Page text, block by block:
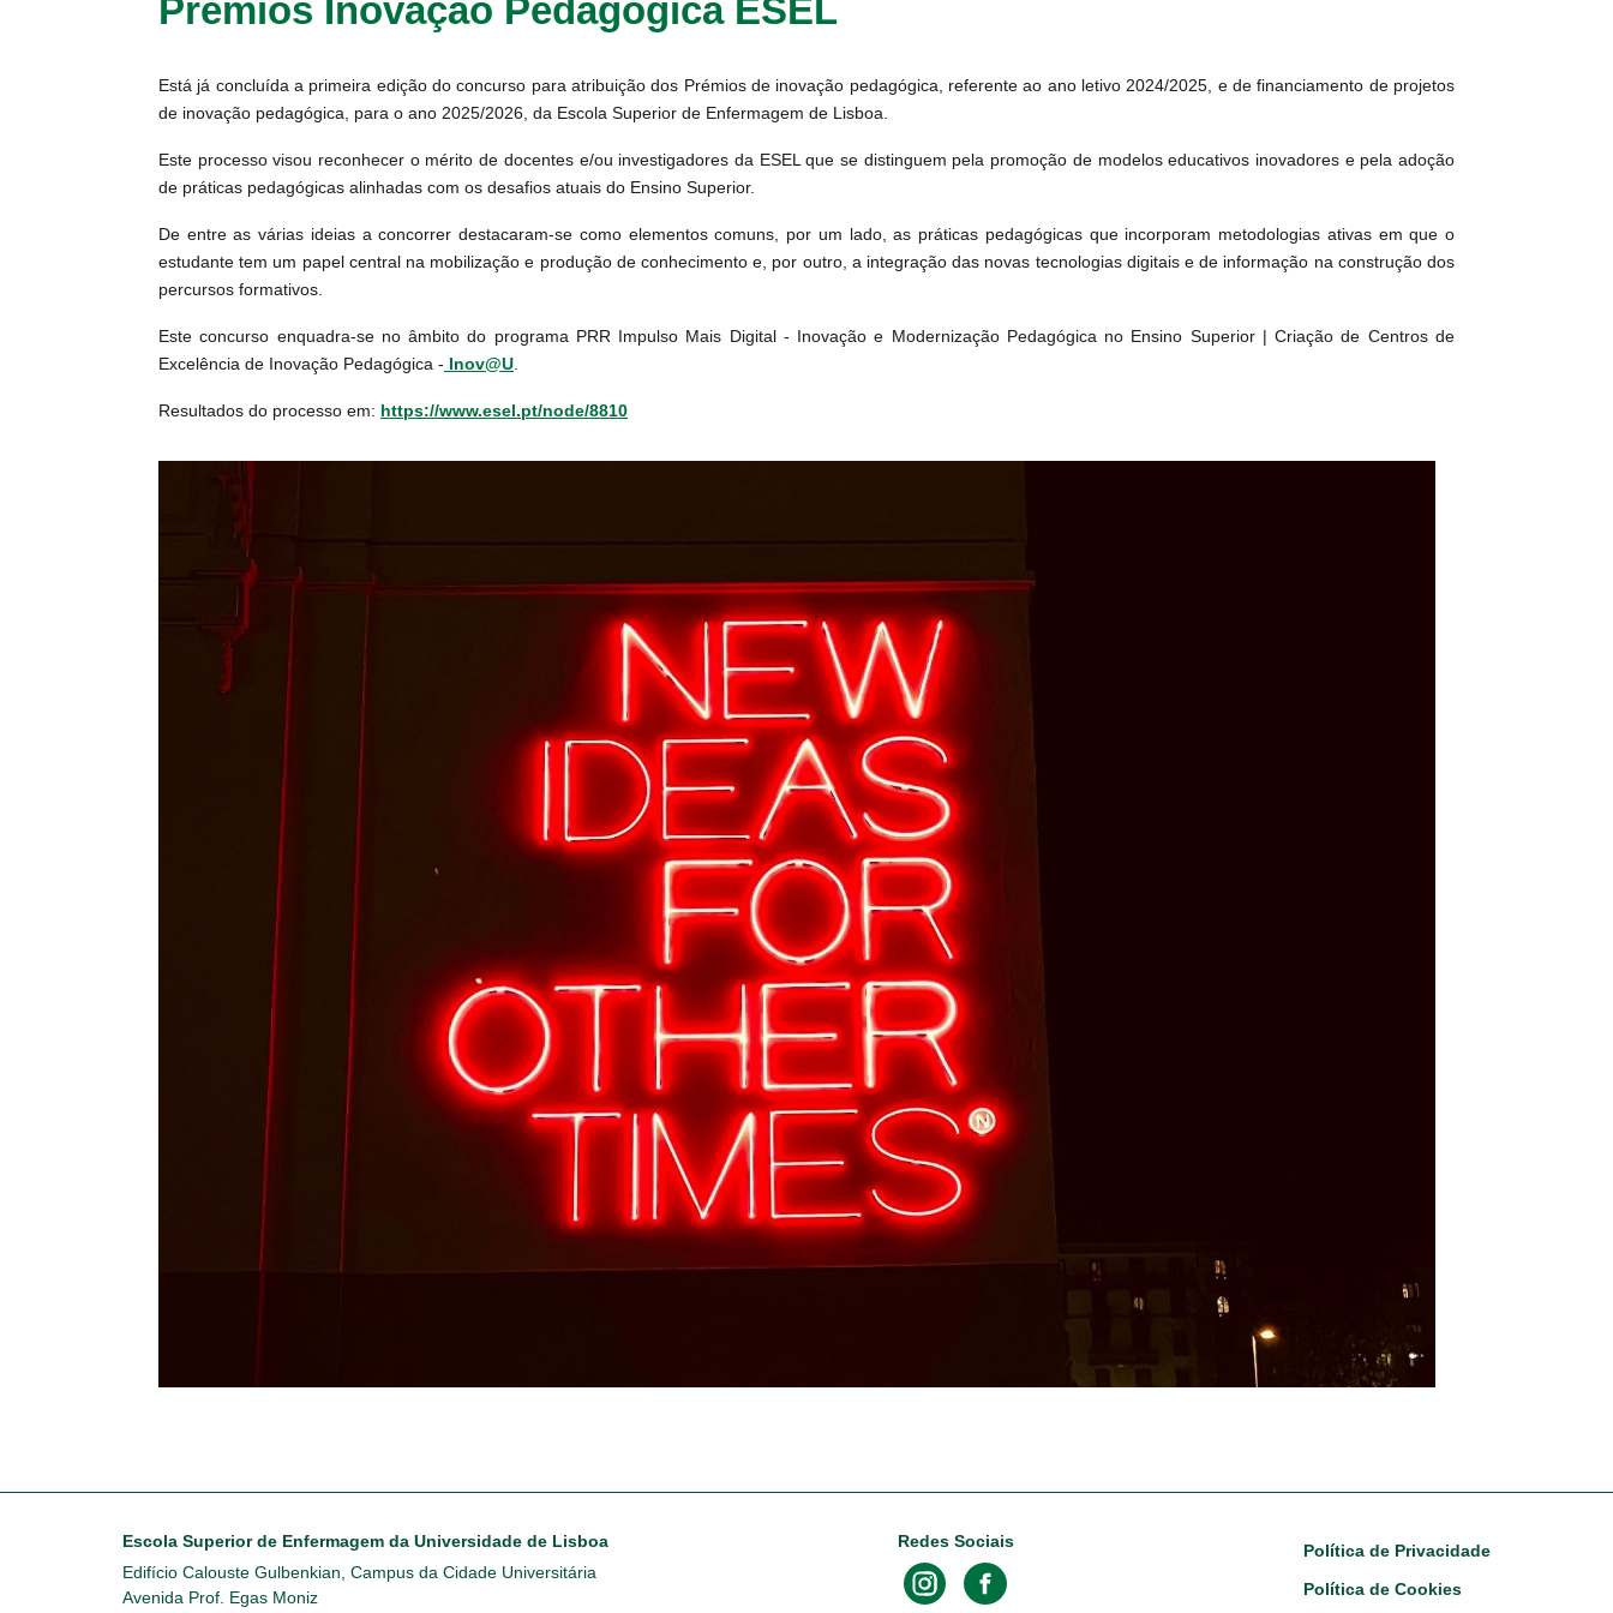
Prémios Inovação Pedagógica ESEL
Está já concluída a primeira edição do concurso para atribuição dos Prémios de inovação pedagógica, referente ao ano letivo 2024/2025, e de financiamento de projetos
de inovação pedagógica, para o ano 2025/2026, da Escola Superior de Enfermagem de Lisboa.
Este processo visou reconhecer o mérito de docentes e/ou investigadores da ESEL que se distinguem pela promoção de modelos educativos inovadores e pela adoção
de práticas pedagógicas alinhadas com os desafios atuais do Ensino Superior.
De entre as várias ideias a concorrer destacaram-se como elementos comuns, por um lado, as práticas pedagógicas que incorporam metodologias ativas em que o
estudante tem um papel central na mobilização e produção de conhecimento e, por outro, a integração das novas tecnologias digitais e de informação na construção dos
percursos formativos.
Este concurso enquadra-se no âmbito do programa PRR Impulso Mais Digital - Inovação e Modernização Pedagógica no Ensino Superior | Criação de Centros de
Excelência de Inovação Pedagógica - Inov@U.
Resultados do processo em: https://www.esel.pt/node/8810
Escola Superior de Enfermagem da Universidade de Lisboa
Edifício Calouste Gulbenkian, Campus da Cidade Universitária
Avenida Prof. Egas Moniz
Redes Sociais Footer
Política de Privacidade
Política de Cookies